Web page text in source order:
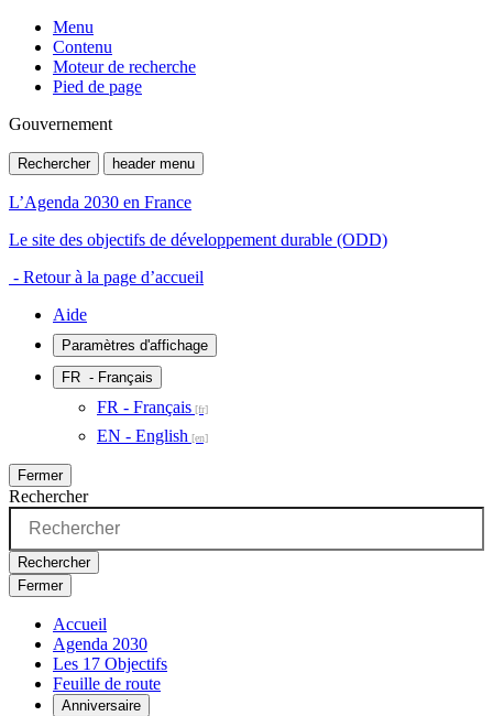
Menu
Contenu
Moteur de recherche
Pied de page
Gouvernement
Rechercher header menu
L’Agenda 2030 en France
Le site des objectifs de développement durable (ODD)
- Retour à la page d’accueil
Aide
Paramètres d'affichage
FR - Français
FR - Français
EN - English
Fermer
Rechercher
Rechercher
Fermer
Accueil
Agenda 2030
Les 17 Objectifs
Feuille de route
Anniversaire